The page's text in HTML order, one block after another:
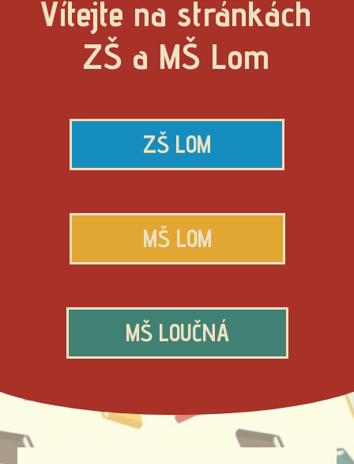
Vítejte na stránkách
ZŠ a MŠ Lom
ZŠ LOM
MŠ LOM
MŠ LOUČNÁ